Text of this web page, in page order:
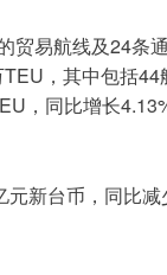
贸易航线及24条
TEU ，其中包括44
，同比增长
元新台币，同比减